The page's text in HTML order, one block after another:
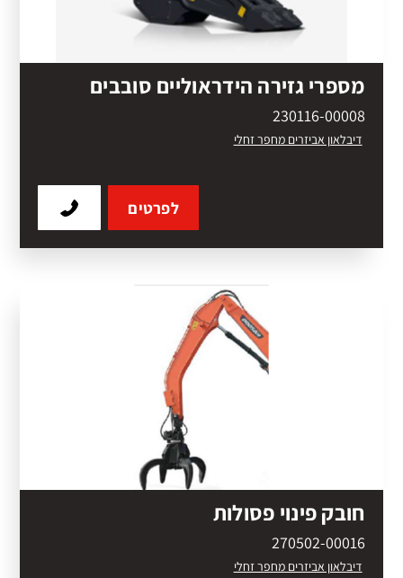
מספרי גזירה הידראוליים סובבים
230116-00008
דיבלאון אביזרים מחפר זחלי
לפרטים
חובק פינוי פסולות
270502-00016
דיבלאון אביזרים מחפר זחלי